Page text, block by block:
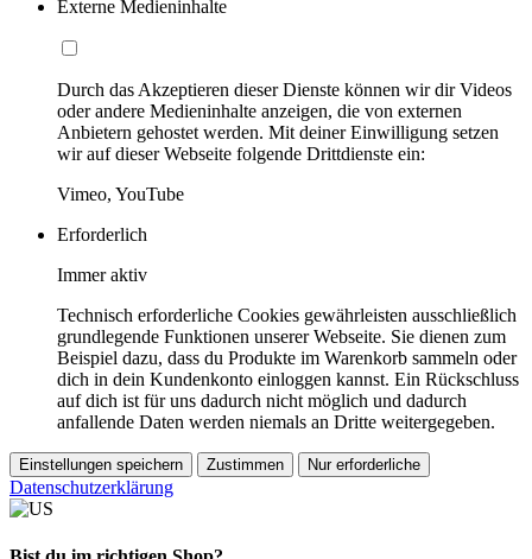
Externe Medieninhalte
Durch das Akzeptieren dieser Dienste können wir dir Videos
oder andere Medieninhalte anzeigen, die von externen
Anbietern gehostet werden. Mit deiner Einwilligung setzen
wir auf dieser Webseite folgende Drittdienste ein:
Vimeo, YouTube
Erforderlich
Immer aktiv
Technisch erforderliche Cookies gewährleisten ausschließlich
grundlegende Funktionen unserer Webseite. Sie dienen zum
Beispiel dazu, dass du Produkte im Warenkorb sammeln oder
dich in dein Kundenkonto einloggen kannst. Ein Rückschluss
auf dich ist für uns dadurch nicht möglich und dadurch
anfallende Daten werden niemals an Dritte weitergegeben.
Einstellungen speichern Zustimmen Nur erforderliche
Datenschutzerklärung